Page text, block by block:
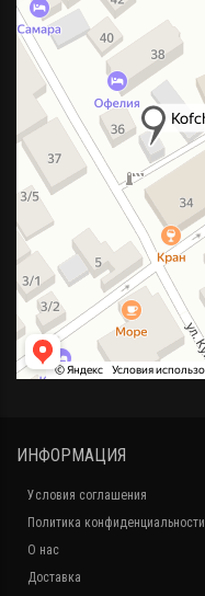
ИНФОРМАЦИЯ
Условия соглашения
Политика конфиденциальности
О нас
Доставка